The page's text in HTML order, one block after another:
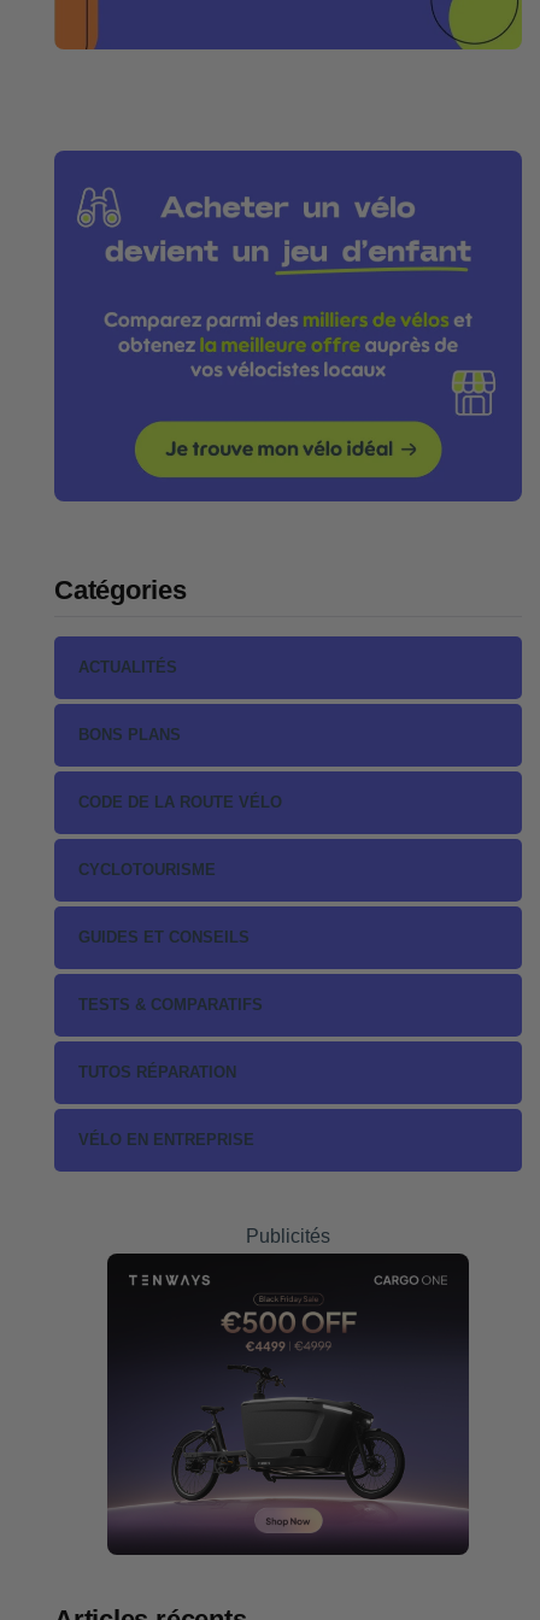
Catégories
ACTUALITÉS
BONS PLANS
CODE DE LA ROUTE VÉLO
CYCLOTOURISME
GUIDES ET CONSEILS
TESTS & COMPARATIFS
TUTOS RÉPARATION
VÉLO EN ENTREPRISE
Publicités